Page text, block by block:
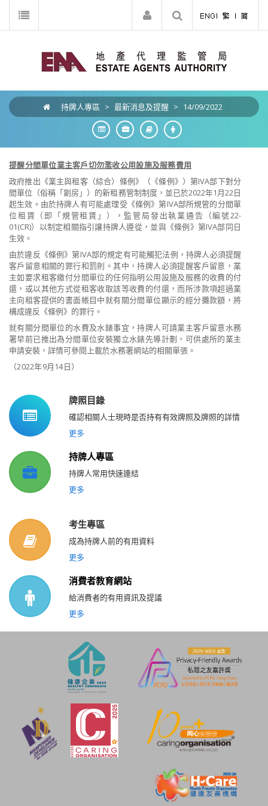
持牌人專區 > 最新消息及提醒 > 14/09/2022
提醒分間單位業主客戶切勿濫收公用設施及服務費用
政府推出《業主與租客（綜合）條例》（《條例》）第IVA部下對分
間單位（俗稱「劏房」）的新租務管制制度，並已於2022年1月22日
起生效。由於持牌人有可能處理受《條例》第IVA部所規管的分間單
位租賃（即「規管租賃」），監管局發出執業通告（編號22-
01(CR)）以制定相關指引讓持牌人遵從，並與《條例》第IVA部同日
生效。
由於違反《條例》第IVA部的規定有可能觸犯法例，持牌人必須提醒
客戶留意相關的罪行和罰則。其中，持牌人必須提醒客戶留意，業
主如要求租客繳付分間單位的任何指明公用設施及服務的收費的付
還，或以其他方式從租客收取該等收費的付還，而所涉款項超過業
主向租客提供的書面帳目中就有關分間單位顯示的經分攤款額，將
構成違反《條例》的罪行。
就有關分間單位的水費及水錶事宜，持牌人可請業主客戶留意水務
署早前已推出為分間單位安裝獨立水錶先導計劃，可供處所的業主
申請安裝，詳情可參閱上載於水務署網站的相關單張。
（2022年9月14日）
牌照目錄
確認相關人士現時是否持有有效牌照及牌照的詳情
更多
持牌人專區
持牌人常用快速連結
更多
考生專區
成為持牌人前的有用資料
更多
消費者教育網站
給消費者的有用資訊及提議
更多